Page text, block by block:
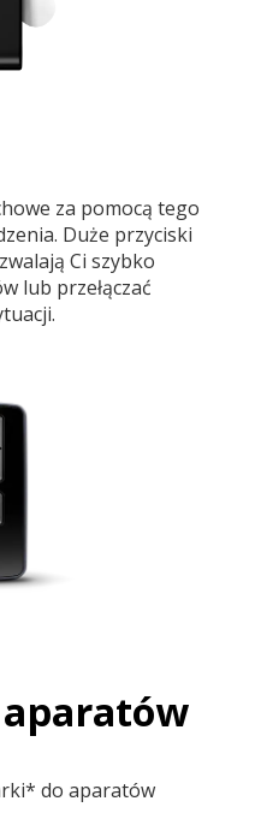
za pomocą tego
Duże przyciski
Ci szybko
lub przełączać
do aparatów